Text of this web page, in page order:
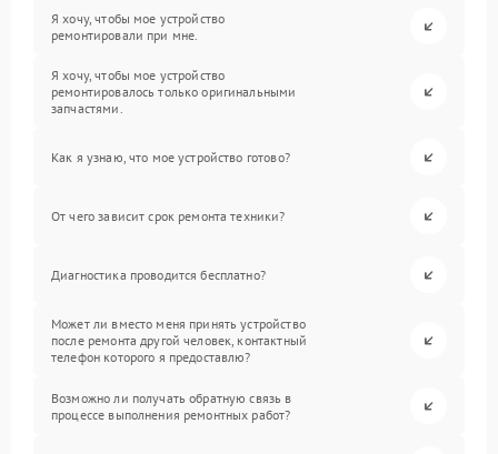
Я хочу, чтобы мое устройство
ремонтировали при мне.
Я хочу, чтобы мое устройство
ремонтировалось только оригинальными
запчастями.
Как я узнаю, что мое устройство готово?
От чего зависит срок ремонта техники?
Диагностика проводится бесплатно?
Может ли вместо меня принять устройство
после ремонта другой человек, контактный
телефон которого я предоставлю?
Возможно ли получать обратную связь в
процессе выполнения ремонтных работ?